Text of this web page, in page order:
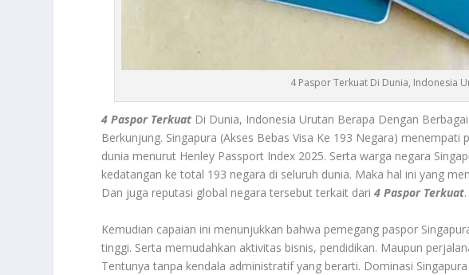
4 Paspor Terkuat Di Dunia, Indonesia
4 Paspor Terkuat Di Dunia, Indonesia Urutan Berapa Dengan
Berkunjung. Singapura (Akses Bebas Visa Ke 193 Negara) menempati
dunia menurut Henley Passport Index 2025. Serta warga negara
kedatangan ke total 193 negara di seluruh dunia. Maka hal ini yang
Dan juga reputasi global negara tersebut terkait dari4 Paspor Terkuat.
Kemudian capaian ini menunjukkan bahwa pemegang paspor
tinggi. Serta memudahkan aktivitas bisnis, pendidikan. Maupun
Tentunya tanpa kendala administratif yang berarti. Dominasi